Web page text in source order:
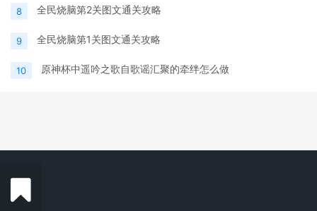
8 全民烧脑第2关图文通关攻略
9 全民烧脑第1关图文通关攻略
10 原神杯中遥吟之歌自歌谣汇聚的牵绊怎么做